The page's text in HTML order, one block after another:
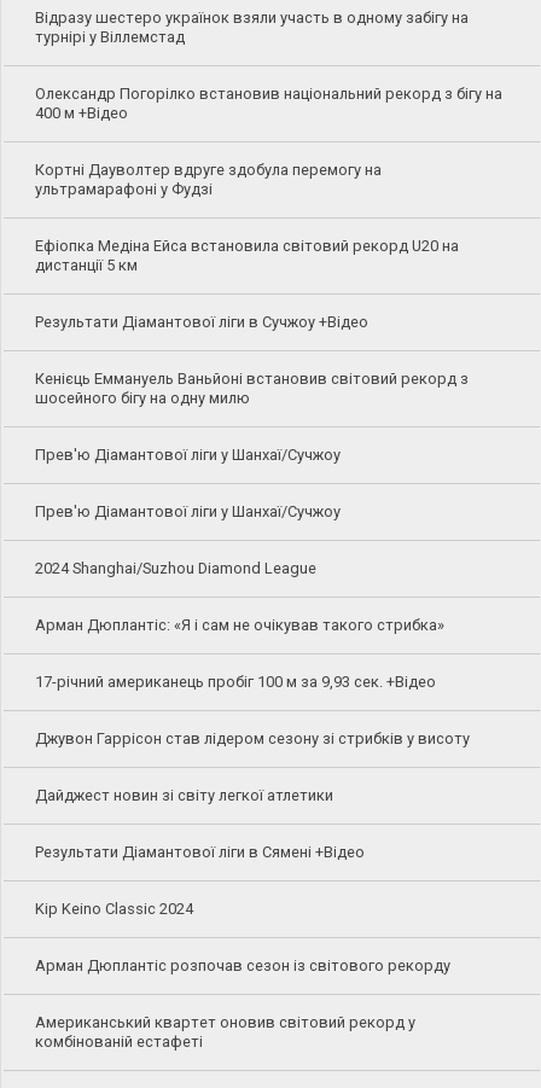
Відразу шестеро українок взяли участь в одному забігу на
турнірі у Віллемстад
Олександр Погорілко встановив національний рекорд з бігу на
400 м +Відео
Кортні Дауволтер вдруге здобула перемогу на
ультрамарафоні у Фудзі
Ефіопка Медіна Ейса встановила світовий рекорд U20 на
дистанції 5 км
Результати Діамантової ліги в Сучжоу +Відео
Кенієць Еммануель Ваньйоні встановив світовий рекорд з
шосейного бігу на одну милю
Прев'ю Діамантової ліги у Шанхаї/Сучжоу
Прев'ю Діамантової ліги у Шанхаї/Сучжоу
2024 Shanghai/Suzhou Diamond League
Арман Дюплантіс: «Я і сам не очікував такого стрибка»
17-річний американець пробіг 100 м за 9,93 сек. +Відео
Джувон Гаррісон став лідером сезону зі стрибків у висоту
Дайджест новин зі світу легкої атлетики
Результати Діамантової ліги в Сямені +Відео
Kip Keino Classic 2024
Арман Дюплантіс розпочав сезон із світового рекорду
Американський квартет оновив світовий рекорд у
комбінованій естафеті